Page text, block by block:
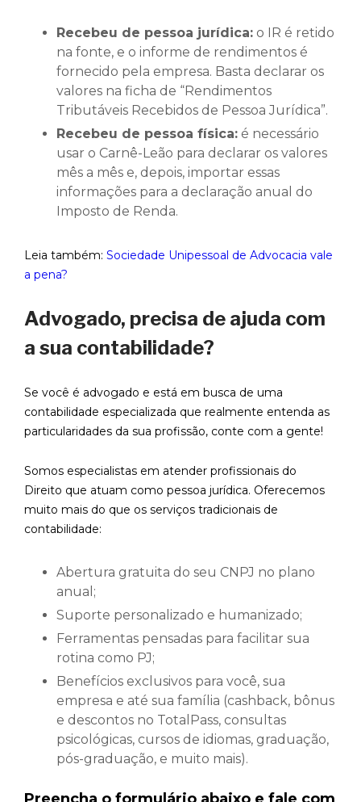
Recebeu de pessoa jurídica: o IR é retido
na fonte, e o informe de rendimentos é
fornecido pela empresa. Basta declarar os
valores na ficha de “Rendimentos
Tributáveis Recebidos de Pessoa Jurídica”.
Recebeu de pessoa física: é necessário
usar o Carnê-Leão para declarar os valores
mês a mês e, depois, importar essas
informações para a declaração anual do
Imposto de Renda.‍
Leia também: Sociedade Unipessoal de Advocacia vale
a pena?
Advogado, precisa de ajuda com
a sua contabilidade?
Se você é advogado e está em busca de uma
contabilidade especializada que realmente entenda as
particularidades da sua profissão, conte com a gente!
Somos especialistas em atender profissionais do
Direito que atuam como pessoa jurídica. Oferecemos
muito mais do que os serviços tradicionais de
contabilidade:
Abertura gratuita do seu CNPJ no plano
anual;
Suporte personalizado e humanizado;
Ferramentas pensadas para facilitar sua
rotina como PJ;
Benefícios exclusivos para você, sua
empresa e até sua família (cashback, bônus
e descontos no TotalPass, consultas
psicológicas, cursos de idiomas, graduação,
pós-graduação, e muito mais).